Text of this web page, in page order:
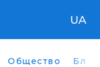
UA
Общество